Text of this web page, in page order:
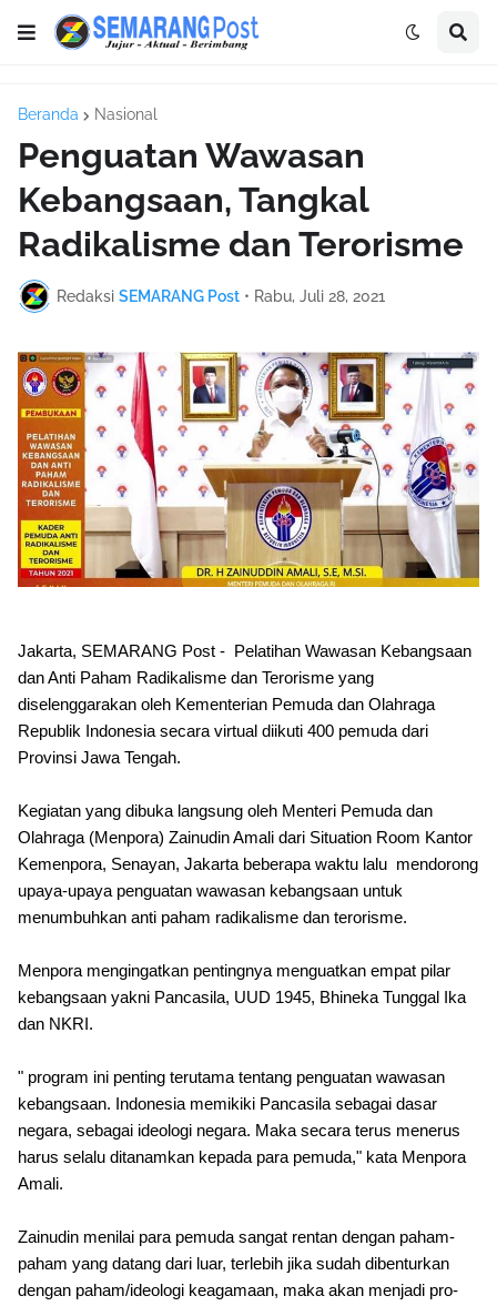
Beranda Nasional
Penguatan Wawasan
Kebangsaan, Tangkal
Radikalisme dan Terorisme
Redaksi SEMARANG Post • Rabu, Juli 28, 2021
Jakarta, SEMARANG Post - Pelatihan Wawasan Kebangsaan
dan Anti Paham Radikalisme dan Terorisme yang
diselenggarakan oleh Kementerian Pemuda dan Olahraga
Republik Indonesia secara virtual diikuti 400 pemuda dari
Provinsi Jawa Tengah.
Kegiatan yang dibuka langsung oleh Menteri Pemuda dan
Olahraga (Menpora) Zainudin Amali dari Situation Room Kantor
Kemenpora, Senayan, Jakarta beberapa waktu lalu mendorong
upaya-upaya penguatan wawasan kebangsaan untuk
menumbuhkan anti paham radikalisme dan terorisme.
Menpora mengingatkan pentingnya menguatkan empat pilar
kebangsaan yakni Pancasila, UUD 1945, Bhineka Tunggal Ika
dan NKRI.
" program ini penting terutama tentang penguatan wawasan
kebangsaan. Indonesia memikiki Pancasila sebagai dasar
negara, sebagai ideologi negara. Maka secara terus menerus
harus selalu ditanamkan kepada para pemuda," kata Menpora
Amali.
Zainudin menilai para pemuda sangat rentan dengan paham-
paham yang datang dari luar, terlebih jika sudah dibenturkan
dengan paham/ideologi keagamaan, maka akan menjadi pro-